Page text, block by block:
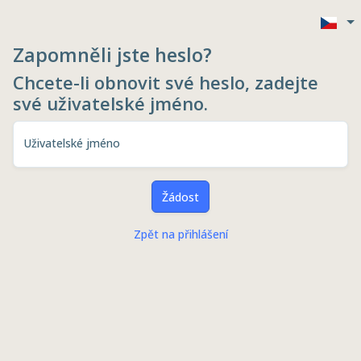
Zapomněli jste heslo?
Chcete-li obnovit své heslo, zadejte
své uživatelské jméno.
Uživatelské jméno
Žádost
Zpět na přihlášení